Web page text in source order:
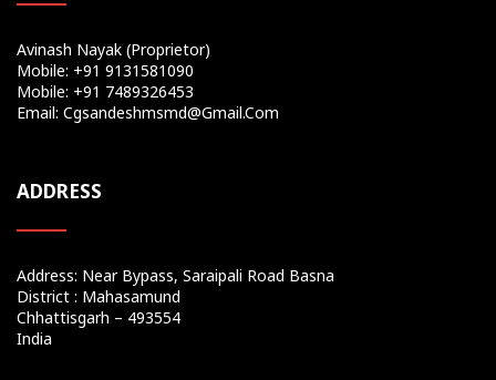
Avinash Nayak (Proprietor)
Mobile: +91 9131581090
Mobile: +91 7489326453
Email: Cgsandeshmsmd@gmail.com
ADDRESS
Address: Near Bypass, Saraipali Road Basna
District : Mahasamund
Chhattisgarh – 493554
India